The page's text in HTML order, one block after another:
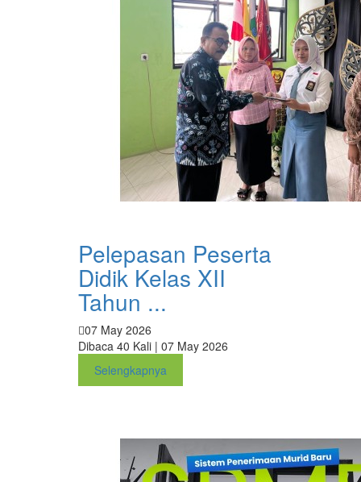
Pelepasan Peserta
Didik Kelas XII
Tahun ...
07 May 2026
Dibaca 40 Kali | 07 May 2026
Selengkapnya